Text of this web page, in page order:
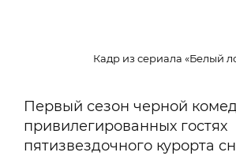
Кадр из сериала «Белый
Первый сезон черной
привилегированных гостях
пятизвездочного курорта